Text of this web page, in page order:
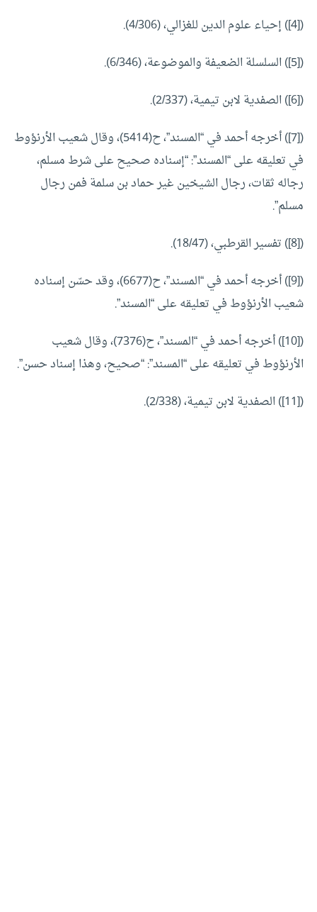
([4]) إحياء علوم الدين للغزالي، (4/306).
([5]) السلسلة الضعيفة والموضوعة، (6/346).
([6]) الصفدية لابن تيمية، (2/337).
([7]) أخرجه أحمد في “المسند”، ح(5414)، وقال شعيب الأرنؤوط
في تعليقه على “المسند”: “إسناده صحيح على شرط مسلم،
رجاله ثقات، رجال الشيخين غير حماد بن سلمة فمن رجال
مسلم”.
([8]) تفسير القرطبي، (18/47).
([9]) أخرجه أحمد في “المسند”، ح(6677)، وقد حسّن إسناده
شعيب الأرنؤوط في تعليقه على “المسند”.
([10]) أخرجه أحمد في “المسند”، ح(7376)، وقال شعيب
الأرنؤوط في تعليقه على “المسند”: “صحيح، وهذا إسناد حسن”.
([11]) الصفدية لابن تيمية، (2/338).